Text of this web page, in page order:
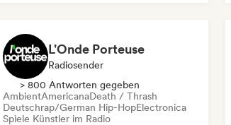
L'Onde Porteuse
Radiosender
> 800 Antworten gegeben
AmbientAmericanaDeath / Thrash
Deutschrap/German Hip-HopElectronica
Spiele Künstler im Radio